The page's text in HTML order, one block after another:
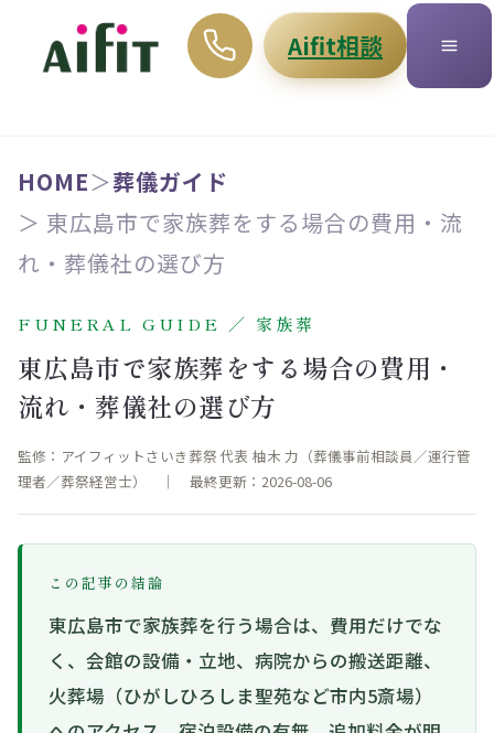
Aifit相談
HOME＞葬儀ガイド
＞ 東広島市で家族葬をする場合の費用・流
れ・葬儀社の選び方
FUNERAL GUIDE ／ 家族葬
東広島市で家族葬をする場合の費用・
流れ・葬儀社の選び方
監修：アイフィットさいき葬祭 代表 柚木 力（葬儀事前相談員／運行管
理者／葬祭経営士） ｜ 最終更新：2026-08-06
この記事の結論
東広島市で家族葬を行う場合は、費用だけでな
く、会館の設備・立地、病院からの搬送距離、
火葬場（ひがしひろしま聖苑など市内5斎場）